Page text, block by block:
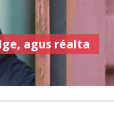
agus réalta